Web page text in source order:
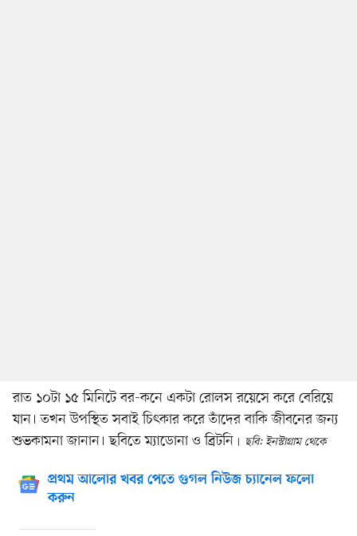
রাত ১০টা ১৫ মিনিটে বর-কনে একটা রোলস রয়েসে করে বেরিয়ে
যান। তখন উপস্থিত সবাই চিৎকার করে তাঁদের বাকি জীবনের জন্য
শুভকামনা জানান। ছবিতে ম্যাডোনা ও ব্রিটনি
ছবি: ইনস্টাগ্রাম থেকে
প্রথম আলোর খবর পেতে গুগল নিউজ চ্যানেল ফলো
করুন